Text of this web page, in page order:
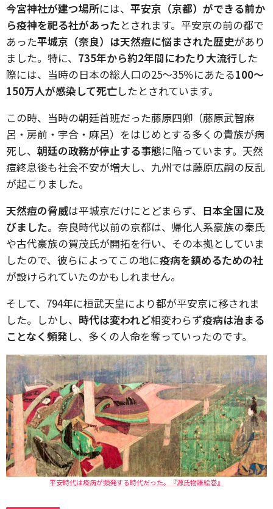
今宮神社が建つ場所には、 平安京（京都）ができる前か
ら疫神を祀る社があったとされます。平安京の前の都で
あった平城京（奈良）は天然痘に悩まされた歴史があり
ました。特に、 735年から約2年間にわたり大流行した
際には、当時の日本の総人口の25～35％にあたる100～
150万人が感染して死亡したとされています。
この時、当時の朝廷首班だった藤原四卿（藤原武智麻
呂・房前・宇合・麻呂）をはじめとする多くの貴族が病
死し、 朝廷の政務が停止する事態に陥っています。天然
痘終息後も社会不安が増大し、九州では藤原広嗣の反乱
が起こりました。
天然痘の脅威は平城京だけにとどまらず、 日本全国に及
びました。奈良時代以前の京都は、帰化人系豪族の秦氏
や古代豪族の賀茂氏が開拓を行い、その本拠としていま
したので、彼らによってこの地に疫病を鎮めるための社
が設けられていたのかもしれません。
そして、794年に桓武天皇により都が平安京に移されま
した。しかし、 時代は変われど相変わらず疫病は治まる
ことなく頻発 し、多くの人命を奪っていったのです。
平安時代は疫病が頻発する時代だった。『源氏物語絵巻』